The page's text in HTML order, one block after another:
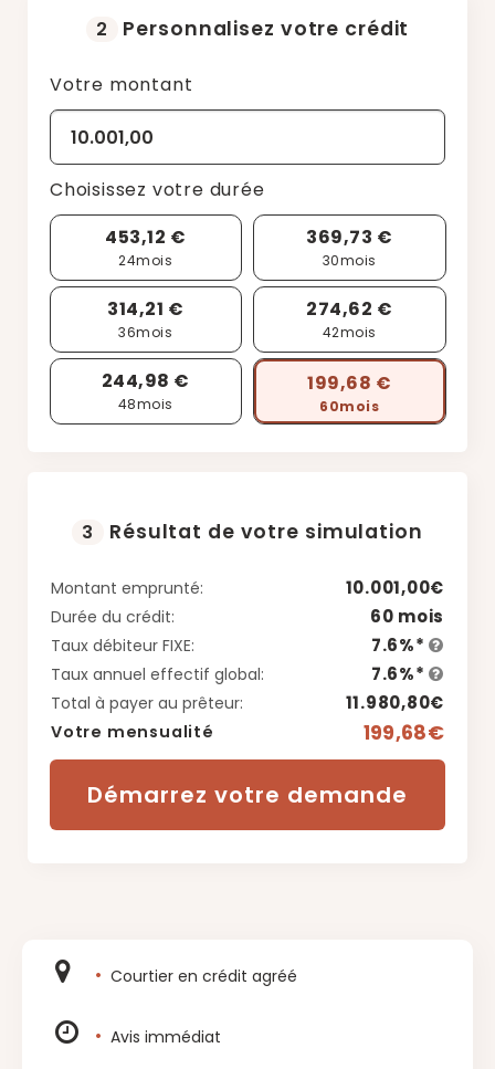
2 Personnalisez votre crédit
Votre montant
Choisissez votre durée
453,12 €
24mois
369,73 €
30mois
314,21 €
36mois
274,62 €
42mois
244,98 €
48mois
199,68 €
60mois
3 Résultat de votre simulation
Montant emprunté: 10.001,00€
Durée du crédit: 60 mois
Taux débiteur FIXE: 7.6%*
Taux annuel effectif global: 7.6%*
Total à payer au prêteur: 11.980,80€
Votre mensualité 199,68€
Démarrez votre demande
Courtier en crédit agréé
Avis immédiat